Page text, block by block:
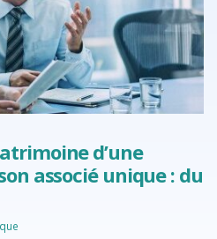
d’une
associé unique : du